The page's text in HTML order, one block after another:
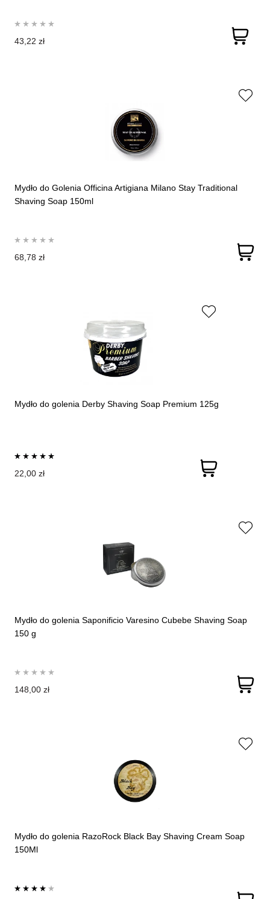
43,22 zł
Mydło do Golenia Officina Artigiana Milano Stay Traditional
Shaving Soap 150ml
68,78 zł
Mydło do golenia Derby Shaving Soap Premium 125g
22,00 zł
Mydło do golenia Saponificio Varesino Cubebe Shaving Soap
150 g
148,00 zł
Mydło do golenia RazoRock Black Bay Shaving Cream Soap
150Ml